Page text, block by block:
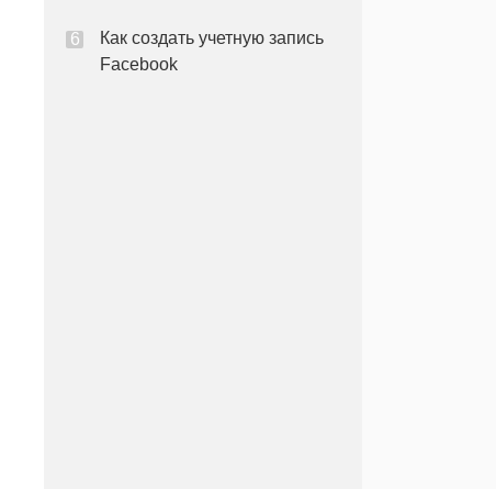
Как создать учетную запись
Facebook